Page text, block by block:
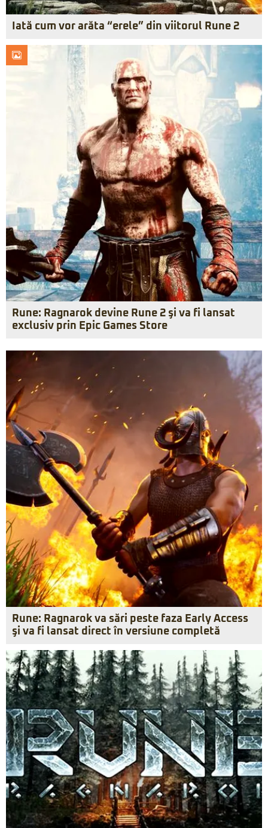
Iată cum vor arăta “erele” din viitorul Rune 2
Rune: Ragnarok devine Rune 2 şi va fi lansat
exclusiv prin Epic Games Store
Rune: Ragnarok va sări peste faza Early Access
şi va fi lansat direct în versiune completă